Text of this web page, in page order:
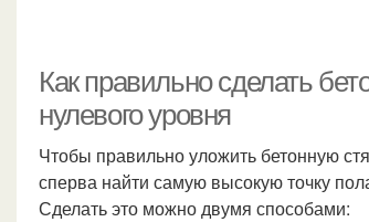
Как правильно сделать
нулевого уровня
Чтобы правильно уложить бетонную
сперва найти самую высокую точку
Сделать это можно двумя способами: